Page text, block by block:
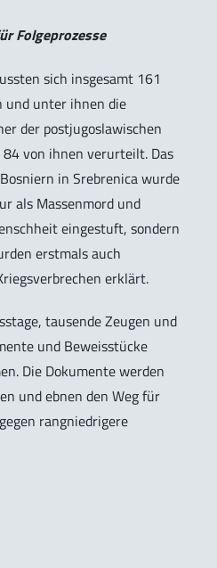
Folgeprozesse
sich insgesamt 161
und unter ihnen die
der postjugoslawischen
von ihnen verurteilt. Das
in Srebrenica wurde
als Massenmord und
eingestuft, sondern
erstmals auch
erklärt.
tausende Zeugen und
und Beweisstücke
Die Dokumente werden
und ebnen den Weg für
rangniedrigere